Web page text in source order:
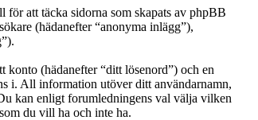
för att täcka sidorna som skapats av phpBB
(hädanefter “anonyma inlägg”),
(hädanefter “ditt lösenord”) och en
i. All information utöver ditt användarnamn,
kan enligt forumledningens val välja vilken
du vill ha och inte ha.